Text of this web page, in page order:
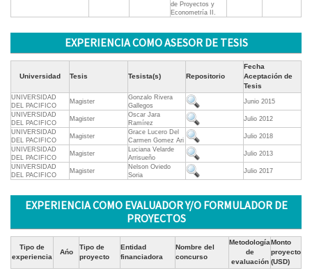
de Proyectos y
Econometría II.
EXPERIENCIA COMO ASESOR DE TESIS
Universidad Tesis Tesista(s) Repositorio
Fecha
Aceptación de
Tesis
UNIVERSIDAD
DEL PACIFICO
Magister
Gonzalo Rivera
Gallegos
Junio 2015
UNIVERSIDAD
DEL PACIFICO
Magister
Oscar Jara
Ramírez
Julio 2012
UNIVERSIDAD
DEL PACIFICO
Magister
Grace Lucero Del
Carmen Gomez Ari
Julio 2018
UNIVERSIDAD
DEL PACIFICO
Magister
Luciana Velarde
Arrisueño
Julio 2013
UNIVERSIDAD
DEL PACIFICO
Magister
Nelson Oviedo
Soria
Julio 2017
EXPERIENCIA COMO EVALUADOR Y/O FORMULADOR DE
PROYECTOS
Tipo de
experiencia
Ańo
Tipo de
proyecto
Entidad
financiadora
Nombre del
concurso
Metodología
de
evaluación
Monto
proyecto
(USD)